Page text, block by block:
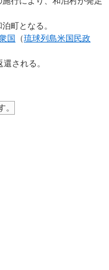
町となる。
国 （琉球列島米国民政
される。
。